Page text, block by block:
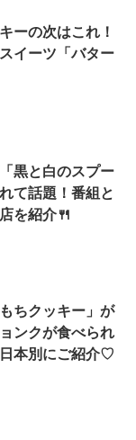
ーの次はこれ！
イーツ「バター
黒と白のスプー
て話題！番組と
を紹介🍴
ちクッキー」が
ンクが食べられ
本別にご紹介♡